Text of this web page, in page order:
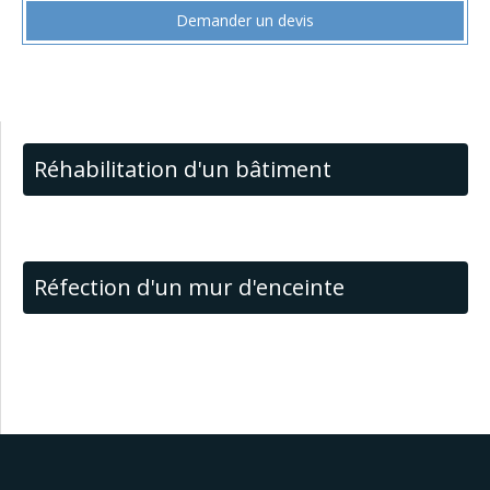
Demander un devis
Réhabilitation d'un bâtiment
Réfection d'un mur d'enceinte